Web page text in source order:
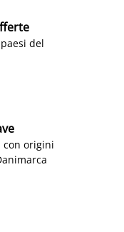
del
con origini